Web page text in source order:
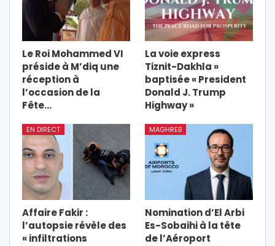
Le Roi Mohammed VI
préside à M’diq une
réception à
l’occasion de la
Fête…
La voie express
Tiznit-Dakhla »
baptisée « President
Donald J. Trump
Highway »
EN DIRECT
Affaire Fakir :
l’autopsie révèle des
« infiltrations
MAGHREB
Nomination d’El Arbi
Es-Sobaihi à la tête
de l’Aéroport